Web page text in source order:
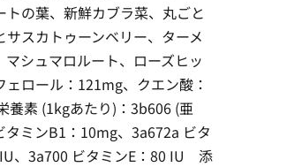
の葉、新鮮カブラ菜、丸ごと
スカトゥーンベリー、ターメ
シュマロルート、ローズヒッ
ロール：121mg、クエン酸：
素 (1kgあたり)：3b606 (亜
ミンB1：10mg、3a672a ビタ
、3a700 ビタミンE：80 IU 添